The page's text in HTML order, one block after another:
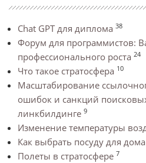
Chat GPT для диплома 38
Форум для программистов:
профессионального роста 24
Что такое стратосфера 10
Масштабирование
ошибок и санкций
линкбилдинге 9
Изменение температуры
Как выбрать посуду для дома
Полеты в стратосфере 7